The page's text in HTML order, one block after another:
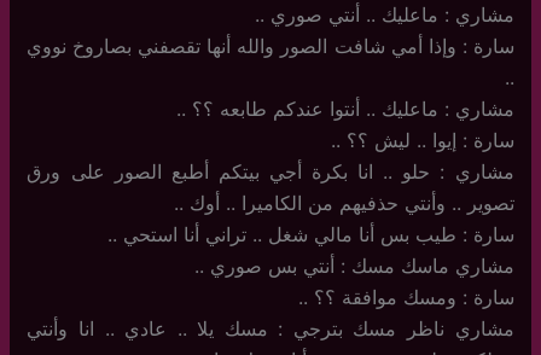
مشاري : ماعليك .. أنتي صوري ..
سارة : وإذا أمي شافت الصور والله أنها تقصفني بصاروخ نووي
..
مشاري : ماعليك .. أنتوا عندكم طابعه ؟؟ ..
سارة : إيوا .. ليش ؟؟ ..
مشاري : حلو .. انا بكرة أجي بيتكم أطبع الصور على ورق
تصوير .. وأنتي حذفيهم من الكاميرا .. أوك ..
سارة : طيب بس أنا مالي شغل .. تراني أنا استحي ..
مشاري ماسك مسك : أنتي بس صوري ..
سارة : ومسك موافقة ؟؟ ..
مشاري ناظر مسك بترجي : مسك يلا .. عادي .. انا وأنتي